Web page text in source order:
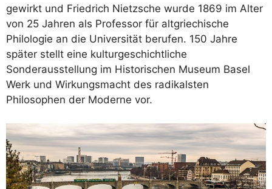
gewirkt und Friedrich Nietzsche wurde 1869 im Alter
von 25 Jahren als Professor für altgriechische
Philologie an die Universität berufen. 150 Jahre
später stellt eine kulturgeschichtliche
Sonderausstellung im Historischen Museum Basel
Werk und Wirkungsmacht des radikalsten
Philosophen der Moderne vor.